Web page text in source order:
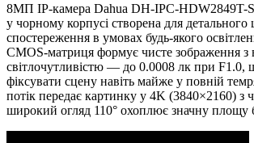
8МП IP-камера Dahua DH-IPC-HDW2849T-
у чорному корпусі створена для детального
спостереження в умовах будь-якого
CMOS-матриця формує чисте зображення з
світлочутливістю — до 0.0008 лк при F1.0,
фіксувати сцену навіть майже у повній
потік передає картинку у 4K (3840×2160) з
широкий огляд 110° охоплює значну площу